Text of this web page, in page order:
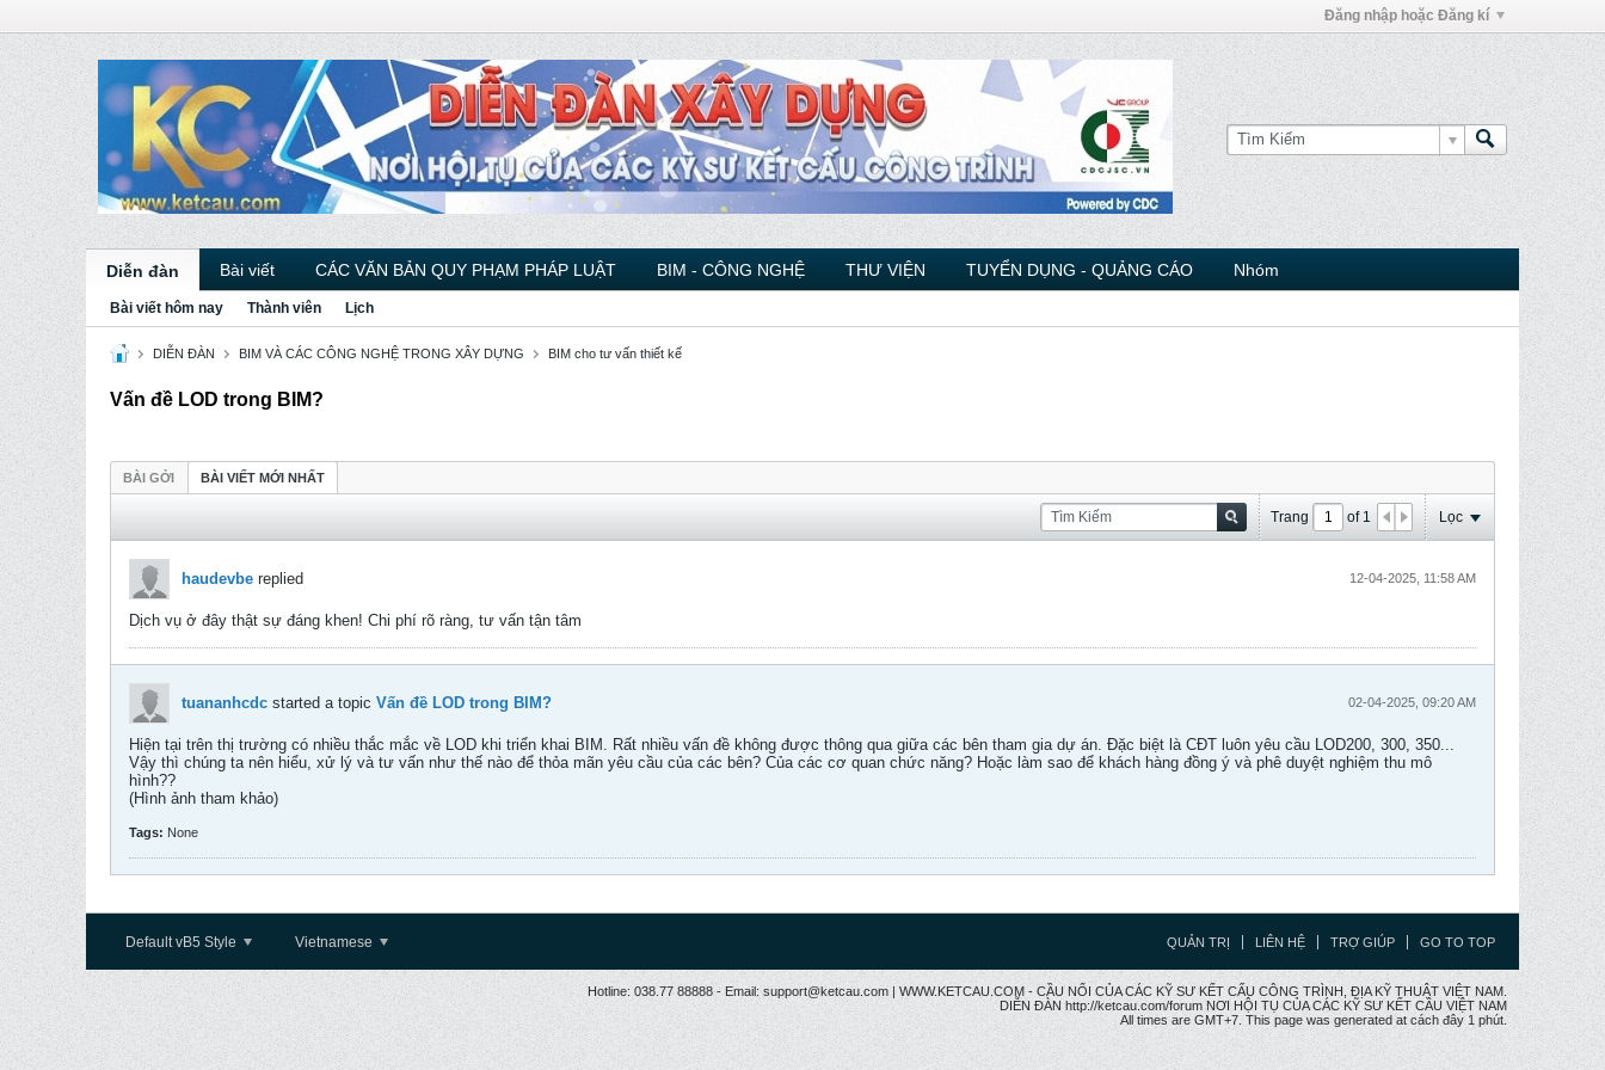
Đăng nhập hoặc Đăng kí
Diễn đàn Bài viết CÁC VĂN BẢN QUY PHẠM PHÁP LUẬT BIM - CÔNG NGHỆ THƯ VIỆN TUYỂN DỤNG - QUẢNG CÁO Nhóm
Bài viết hôm nay Thành viên Lịch
DIỄN ĐÀN BIM VÀ CÁC CÔNG NGHỆ TRONG XÂY DỰNG BIM cho tư vấn thiết kế
Vấn đề LOD trong BIM?
BÀI GỞI BÀI VIẾT MỚI NHẤT
Trang of 1 Lọc
haudevbe replied 12-04-2025, 11:58 AM
Dịch vụ ở đây thật sự đáng khen! Chi phí rõ ràng, tư vấn tận tâm
tuananhcdc started a topic Vấn đề LOD trong BIM? 02-04-2025, 09:20 AM
Hiện tại trên thị trường có nhiều thắc mắc về LOD khi triển khai BIM. Rất nhiều vấn đề không được thông qua giữa các bên tham gia dự án. Đặc biệt là CĐT luôn yêu cầu LOD200, 300, 350...
Vậy thì chúng ta nên hiểu, xử lý và tư vấn như thế nào để thỏa mãn yêu cầu của các bên? Của các cơ quan chức năng? Hoặc làm sao để khách hàng đồng ý và phê duyệt nghiệm thu mô
hình??
(Hình ảnh tham khảo)
Tags: None
Default vB5 Style Vietnamese QUẢN TRỊ LIÊN HỆ TRỢ GIÚP GO TO TOP
Hotline: 038.77 88888 - Email: support@ketcau.com | WWW.KETCAU.COM - CẦU NỐI CỦA CÁC KỸ SƯ KẾT CẤU CÔNG TRÌNH, ĐỊA KỸ THUẬT VIỆT NAM.
DIỄN ĐÀN http://ketcau.com/forum NƠI HỘI TỤ CỦA CÁC KỸ SƯ KẾT CÂU VIỆT NAM
All times are GMT+7. This page was generated at cách đây 1 phút.